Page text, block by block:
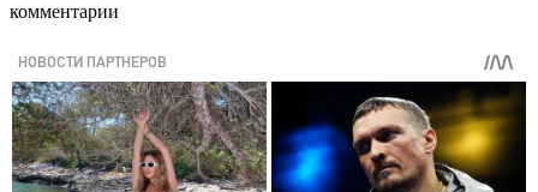
комментарии